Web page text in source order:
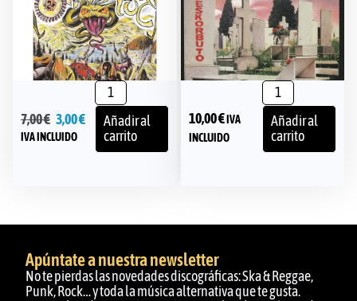
7,00€ 3,00€
IVA INCLUIDO
Añadir al
carrito
10,00€ IVA
INCLUIDO
Añadir al
carrito
Apúntate a nuestra newsletter
No te pierdas las novedades discográficas: Ska & Reggae,
Punk, Rock… y toda la música alternativa que te gusta.